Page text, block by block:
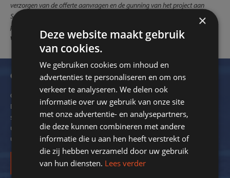
verzorgen van de offerte aanvragen en de gunning van het project aan
Schulte energietechniek in Denekamp. Als wij weer energiebesparende
projecten hebben dan maken wij graag gebruik van jullie expertise.''
Rien
v.d. Schans - V.V. Victoria '28 - 23-10-2017
Ontvang onze nieuwsbrief
Om de 2 maanden verzendt SportStroom een digitale nieuwsbrief.
Dit ter inspiratie en om kennis over energiebesparing bij
sportverenigingen met u te delen. We delen hierin ook voorbeelden
uit de praktijk. Zo krijgt nog meer inzicht in de mogelijkheden voor
uw vereniging.
Inschrijven
×
Deze website maakt gebruik
van cookies.
We gebruiken cookies om inhoud en
advertenties te personaliseren en om ons
verkeer te analyseren. We delen ook
informatie over uw gebruik van onze site
met onze advertentie- en analysepartners,
die deze kunnen combineren met andere
informatie die u aan hen heeft verstrekt of
die zij hebben verzameld door uw gebruik
van hun diensten. Lees verder